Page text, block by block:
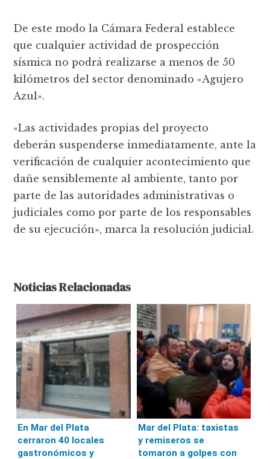
De este modo la Cámara Federal establece
que cualquier actividad de prospección
sísmica no podrá realizarse a menos de 50
kilómetros del sector denominado «Agujero
Azul».
«Las actividades propias del proyecto
deberán suspenderse inmediatamente, ante la
verificación de cualquier acontecimiento que
dañe sensiblemente al ambiente, tanto por
parte de las autoridades administrativas o
judiciales como por parte de los responsables
de su ejecución», marca la resolución judicial.
Noticias Relacionadas
En Mar del Plata
cerraron 40 locales
gastronómicos y
Mar del Plata: taxistas
y remiseros se
tomaron a golpes con